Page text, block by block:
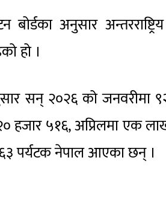
बोर्डका अनुसार
हो ।
सन् २०२६ को जनवरीमा
हजार ५१६, अप्रिलमा एक
पर्यटक नेपाल आएका छन् ।